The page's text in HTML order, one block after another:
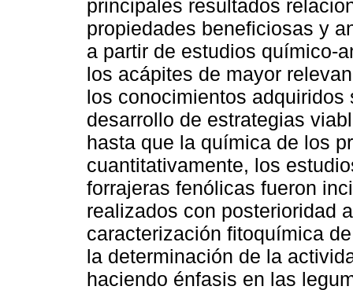
principales resultados
propiedades beneficiosas y
a partir de estudios químico-
los acápites de mayor
los conocimientos
desarrollo de estrategias
hasta que la química de los
cuantitativamente, los
forrajeras fenólicas fueron
realizados con posterioridad
caracterización fitoquímica
la determinación de la
haciendo énfasis en las